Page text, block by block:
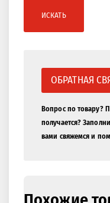
ИСКАТЬ
ОБРАТНАЯ
Вопрос по товару?
получается?
вами свяжемся и